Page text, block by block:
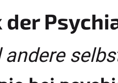
der
andere